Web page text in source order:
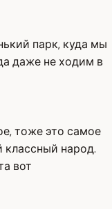
парк, куда мы
даже не ходим в
тоже это самое
народ.
вот